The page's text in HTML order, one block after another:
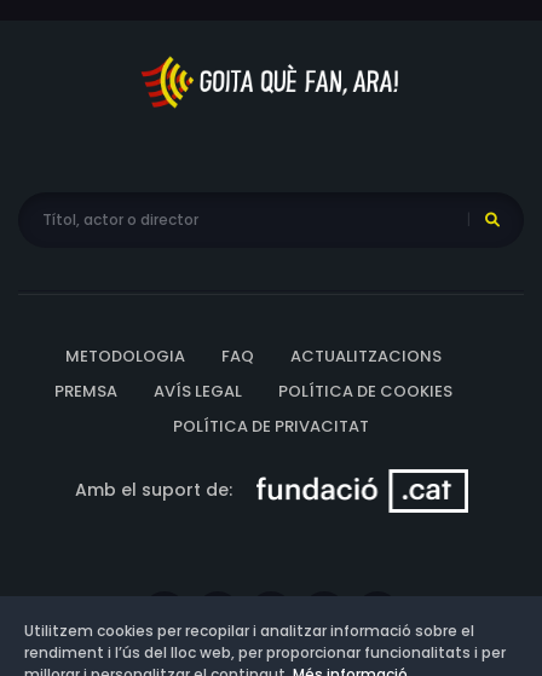
METODOLOGIA FAQ
ACTUALITZACIONS
PREMSA
AVÍS LEGAL
POLÍTICA DE COOKIES
POLÍTICA DE PRIVACITAT
Amb el suport de:
Utilitzem cookies per recopilar i analitzar informació sobre el
rendiment i l’ús del lloc web, per proporcionar funcionalitats i per